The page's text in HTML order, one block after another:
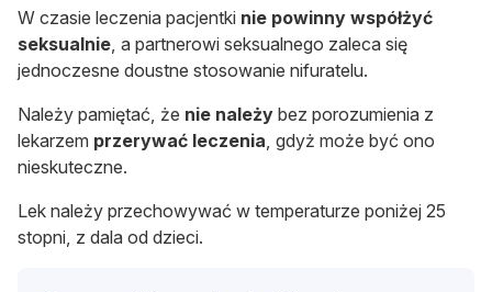
W czasie leczenia pacjentki nie powinny współżyć
seksualnie, a partnerowi seksualnego zaleca się
jednoczesne doustne stosowanie nifuratelu.
Należy pamiętać, że nie należy bez porozumienia z
lekarzem przerywać leczenia, gdyż może być ono
nieskuteczne.
Lek należy przechowywać w temperaturze poniżej 25
stopni, z dala od dzieci.